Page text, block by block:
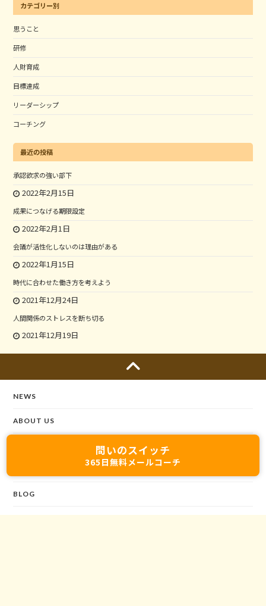
カテゴリー別
思うこと
研修
人財育成
目標達成
リーダーシップ
コーチング
最近の投稿
承認欲求の強い部下
2022年2月15日
成果につなげる期限設定
2022年2月1日
会議が活性化しないのは理由がある
2022年1月15日
時代に合わせた働き方を考えよう
2021年12月24日
人間関係のストレスを断ち切る
2021年12月19日
NEWS
ABOUT US
BLOG
問いのスイッチ
365日無料メールコーチ